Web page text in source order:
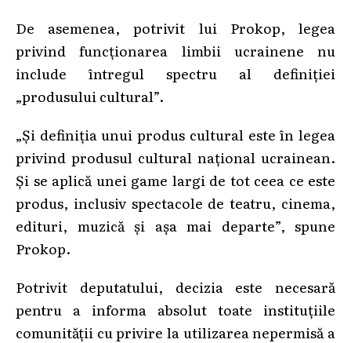
De asemenea, potrivit lui Prokop, legea
privind funcționarea limbii ucrainene nu
include întregul spectru al definiției
„produsului cultural”.
„Și definiția unui produs cultural este în legea
privind produsul cultural național ucrainean.
Și se aplică unei game largi de tot ceea ce este
produs, inclusiv spectacole de teatru, cinema,
edituri, muzică și așa mai departe”, spune
Prokop.
Potrivit deputatului, decizia este necesară
pentru a informa absolut toate instituțiile
comunității cu privire la utilizarea nepermisă a